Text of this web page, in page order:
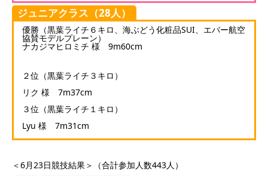
ジュニアクラス（28人）
優勝（黒葉ライチ６キロ、海ぶどう化粧品SUI、エバー航空
協賛モデルプレーン）
ナカジマヒロミチ 様 9m60cm
２位（黒葉ライチ３キロ）
リク 様 7m37cm
３位（黒葉ライチ１キロ）
Lyu 様 7m31cm
＜6月23日競技結果＞（合計参加人数443人）